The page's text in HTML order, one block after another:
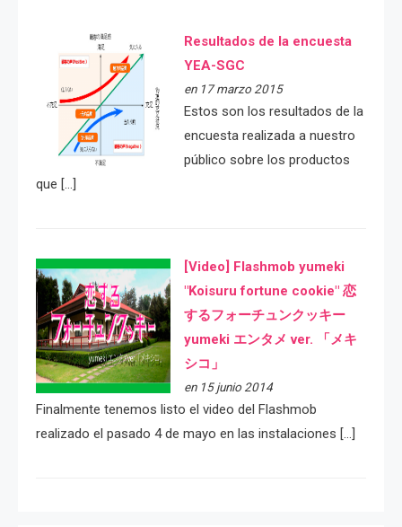
Resultados de la encuesta
YEA-SGC
en 17 marzo 2015
Estos son los resultados de la
encuesta realizada a nuestro
público sobre los productos
que […]
[Video] Flashmob yumeki
"Koisuru fortune cookie" 恋
するフォーチュンクッキー
yumeki エンタメ ver. 「メキ
シコ」
en 15 junio 2014
Finalmente tenemos listo el video del Flashmob
realizado el pasado 4 de mayo en las instalaciones […]